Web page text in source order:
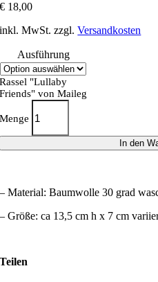
€ 18,00
inkl. MwSt. zzgl.Versandkosten
Ausführung
Rassel "Lullaby
Friends" von Maileg
Menge
In den
– Material: Baumwolle 30 grad
– Größe: ca 13,5 cm h x 7 cm
Teilen